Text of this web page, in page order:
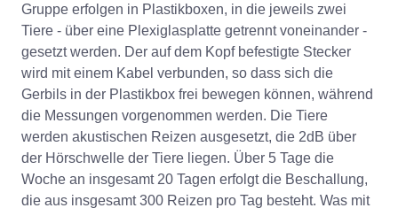
Gruppe erfolgen in Plastikboxen, in die jeweils zwei
Tiere - über eine Plexiglasplatte getrennt voneinander -
gesetzt werden. Der auf dem Kopf befestigte Stecker
wird mit einem Kabel verbunden, so dass sich die
Gerbils in der Plastikbox frei bewegen können, während
die Messungen vorgenommen werden. Die Tiere
werden akustischen Reizen ausgesetzt, die 2dB über
der Hörschwelle der Tiere liegen. Über 5 Tage die
Woche an insgesamt 20 Tagen erfolgt die Beschallung,
die aus insgesamt 300 Reizen pro Tag besteht. Was mit